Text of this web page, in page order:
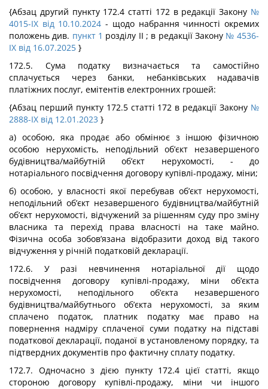
{Абзац другий пункту 172.4 статті 172 в редакції Закону №
4015-IX від 10.10.2024 - щодо набрання чинності окремих
положень див. пункт 1 розділу II ; в редакції Закону № 4536-
IX від 16.07.2025 }
172.5. Сума податку визначається та самостійно
сплачується через банки, небанківських надавачів
платіжних послуг, емітентів електронних грошей:
{Абзац перший пункту 172.5 статті 172 в редакції Закону №
2888-IX від 12.01.2023 }
а) особою, яка продає або обмінює з іншою фізичною
особою нерухомість, неподільний об’єкт незавершеного
будівництва/майбутній об’єкт нерухомості, - до
нотаріального посвідчення договору купівлі-продажу, міни;
б) особою, у власності якої перебував об’єкт нерухомості,
неподільний об’єкт незавершеного будівництва/майбутній
об’єкт нерухомості, відчужений за рішенням суду про зміну
власника та перехід права власності на таке майно.
Фізична особа зобов’язана відобразити доход від такого
відчуження у річній податковій декларації.
172.6. У разі невчинення нотаріальної дії щодо
посвідчення договору купівлі-продажу, міни об’єкта
нерухомості, неподільного об’єкта незавершеного
будівництва/майбутнього об’єкта нерухомості, за яким
сплачено податок, платник податку має право на
повернення надміру сплаченої суми податку на підставі
податкової декларації, поданої в установленому порядку, та
підтвердних документів про фактичну сплату податку.
172.7. Одночасно з дією пункту 172.4 цієї статті, якщо
стороною договору купівлі-продажу, міни чи іншого